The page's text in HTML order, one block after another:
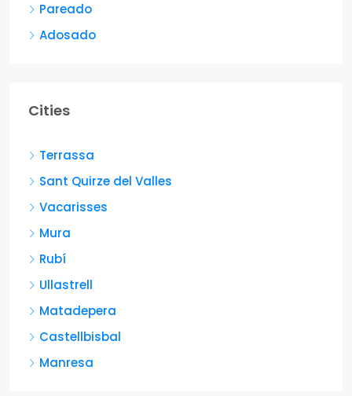
Pareado
Adosado
Cities
Terrassa
Sant Quirze del Valles
Vacarisses
Mura
Rubí
Ullastrell
Matadepera
Castellbisbal
Manresa